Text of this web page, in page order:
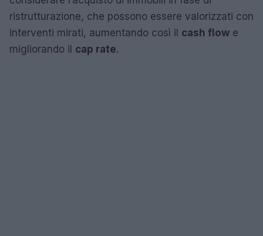
ristrutturazione, che possono essere valorizzati con
interventi mirati, aumentando così il cash flow e
migliorando il cap rate.